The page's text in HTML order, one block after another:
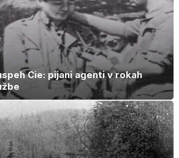
Cie: pijani agenti v rokah